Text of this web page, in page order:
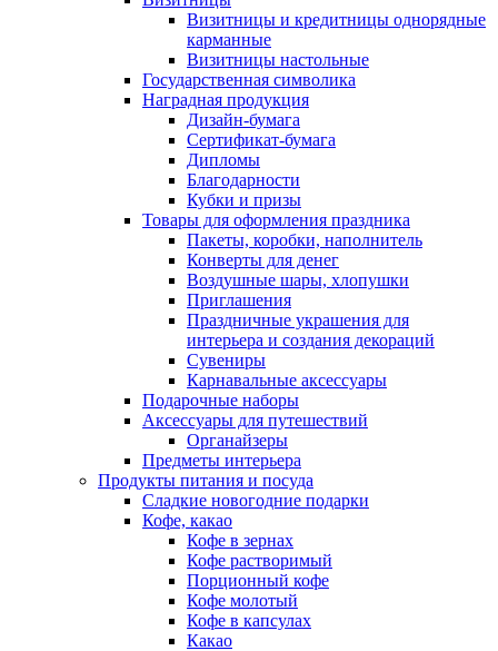
Визитницы и кредитницы однорядные
карманные
Визитницы настольные
Государственная символика
Наградная продукция
Дизайн-бумага
Сертификат-бумага
Дипломы
Благодарности
Кубки и призы
Товары для оформления праздника
Пакеты, коробки, наполнитель
Конверты для денег
Воздушные шары, хлопушки
Приглашения
Праздничные украшения для
интерьера и создания декораций
Сувениры
Карнавальные аксессуары
Подарочные наборы
Аксессуары для путешествий
Органайзеры
Предметы интерьера
Продукты питания и посуда
Сладкие новогодние подарки
Кофе, какао
Кофе в зернах
Кофе растворимый
Порционный кофе
Кофе молотый
Кофе в капсулах
Какао